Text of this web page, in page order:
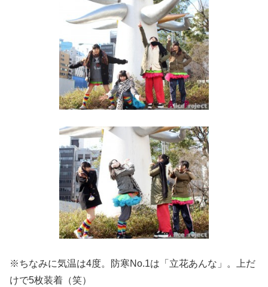
※ちなみに気温は4度。防寒No.1は「立花あんな」。上だ
けで5枚装着（笑）